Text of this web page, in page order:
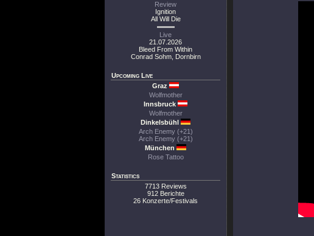
Review
Ignition
All Will Die
Live
21.07.2026
Bleed From Within
Conrad Sohm, Dornbirn
Upcoming Live
Graz
Wolfmother
Innsbruck
Wolfmother
Dinkelsbühl
Arch Enemy (+21)
Arch Enemy (+21)
München
Rose Tattoo
Statistics
7713 Reviews
912 Berichte
26 Konzerte/Festivals